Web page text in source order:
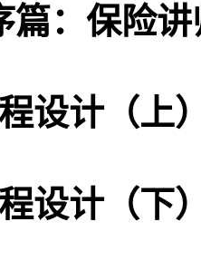
篇：保险
设计（上
设计（下